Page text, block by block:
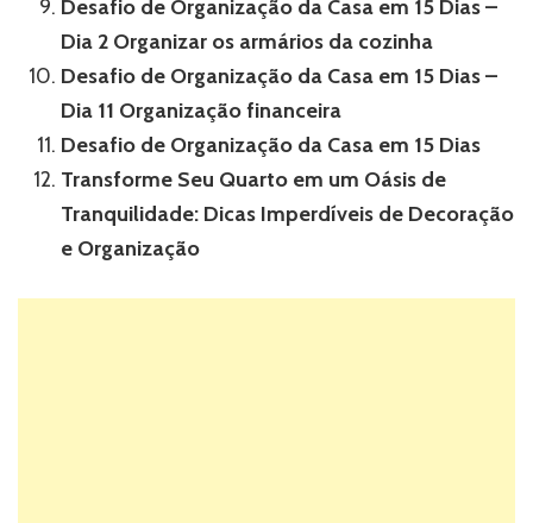
Desafio de Organização da Casa em 15 Dias –
Dia 2 Organizar os armários da cozinha
Desafio de Organização da Casa em 15 Dias –
Dia 11 Organização financeira
Desafio de Organização da Casa em 15 Dias
Transforme Seu Quarto em um Oásis de
Tranquilidade: Dicas Imperdíveis de Decoração
e Organização